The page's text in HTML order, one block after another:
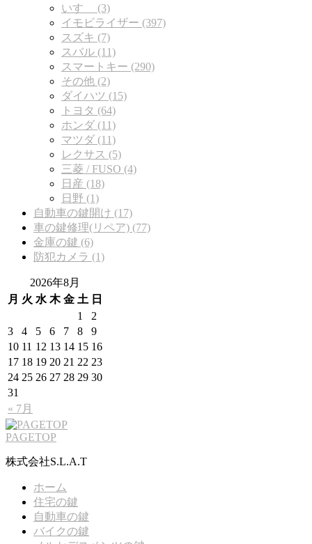
いすゞ (3)
イモビライザー (397)
スズキ (7)
スバル (11)
スマートキー (290)
その他 (2)
ダイハツ (15)
トヨタ (64)
ホンダ (11)
マツダ (11)
レクサス (5)
三菱 / FUSO (4)
日産 (18)
日野 (1)
自動車の鍵開け (17)
車の鍵修理(リペア) (77)
金庫の鍵 (6)
防犯カメラ (1)
2026年8月
月 火 水 木 金 土 日
« 7月
1
2
3
4 5 6 7 8
9
10 11 12 13 14 15 16
17 18 19 20 21 22 23
24 25 26 27 28 29 30
31
PAGETOP
株式会社S.L.A.T
ホーム
住宅の鍵
自動車の鍵
バイクの鍵